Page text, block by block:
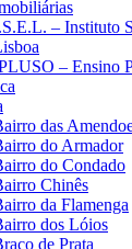
– Instituto
– Ensino
das
do Armador
do Condado
Chinês
da Flamenga
dos Lóios
de Prata